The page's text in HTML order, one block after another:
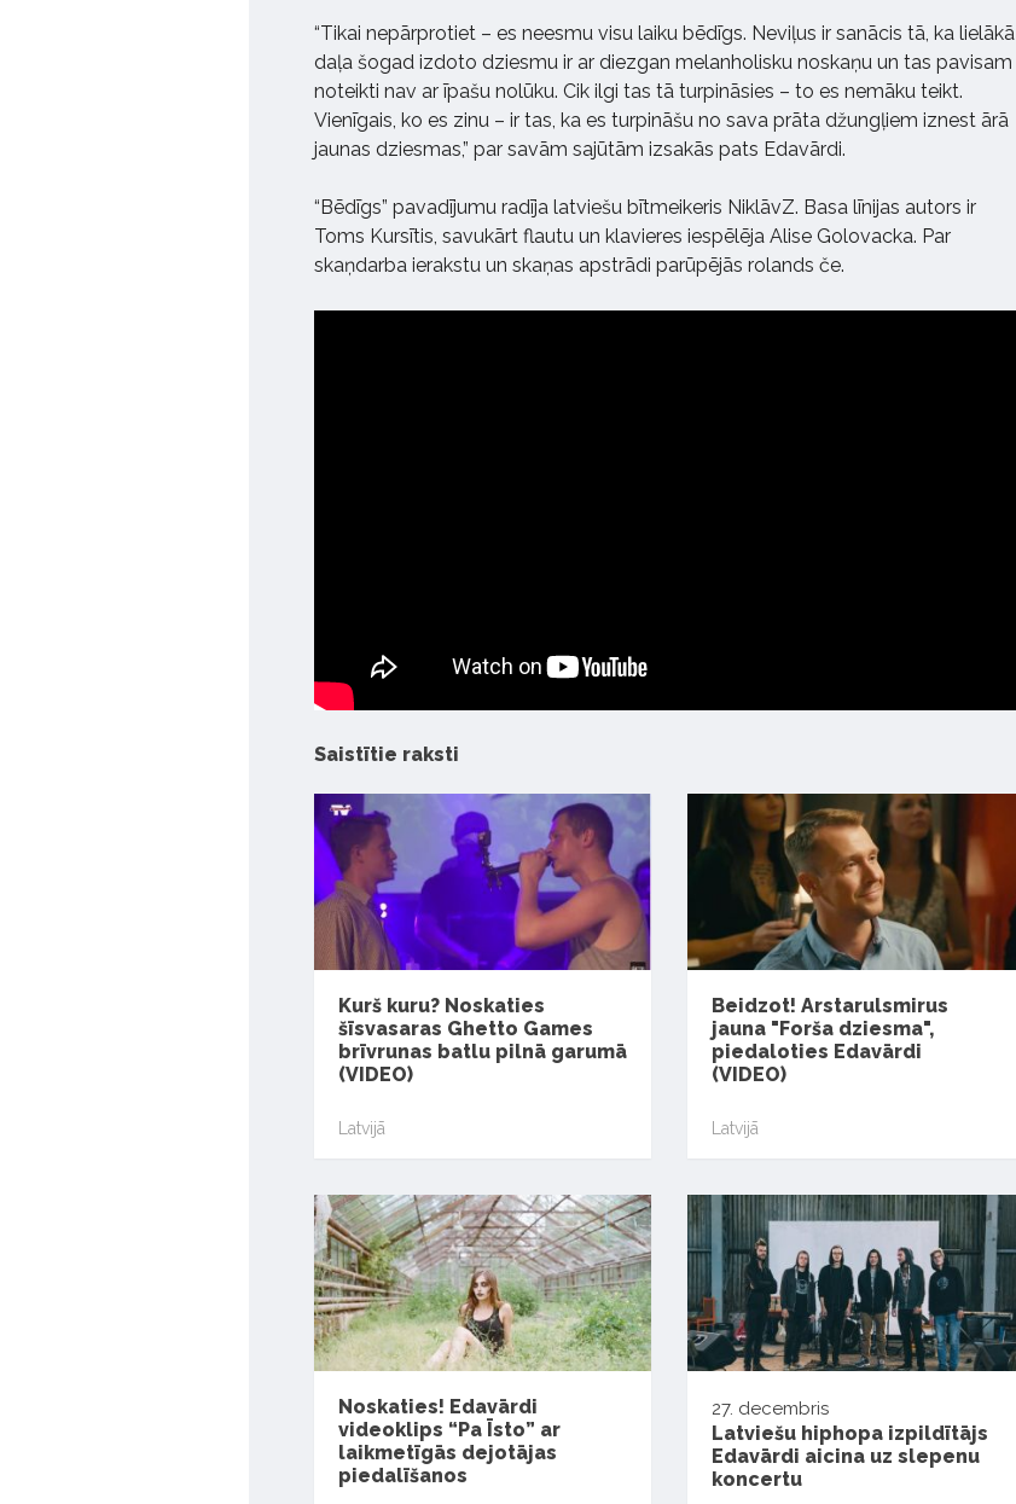
“Tikai nepārprotiet – es neesmu visu laiku bēdīgs. Neviļus ir sanācis tā, ka lielākā
daļa šogad izdoto dziesmu ir ar diezgan melanholisku noskaņu un tas pavisam
noteikti nav ar īpašu nolūku. Cik ilgi tas tā turpināsies – to es nemāku teikt.
Vienīgais, ko es zinu – ir tas, ka es turpināšu no sava prāta džungļiem iznest ārā
jaunas dziesmas,” par savām sajūtām izsakās pats Edavārdi.
“Bēdīgs” pavadījumu radīja latviešu bītmeikeris NiklāvZ. Basa līnijas autors ir
Toms Kursītis, savukārt flautu un klavieres iespēlēja Alise Golovacka. Par
skaņdarba ierakstu un skaņas apstrādi parūpējās rolands če.
Saistītie raksti
Kurš kuru? Noskaties
šīsvasaras Ghetto Games
brīvrunas batlu pilnā garumā
(VIDEO)
Latvijā
Beidzot! Arstarulsmirus
jauna "Forša dziesma",
piedaloties Edavārdi
(VIDEO)
Latvijā
Noskaties! Edavārdi
videoklips “Pa Īsto” ar
laikmetīgās dejotājas
piedalīšanos
27. decembris
Latviešu hiphopa izpildītājs
Edavārdi aicina uz slepenu
koncertu